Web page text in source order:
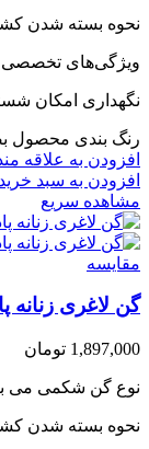
نحوه بسته شدن
ویژگی‌های تخصصی
نگهداری امکان شستشو
رنگ بندی محصول
افزودن به علاقه
افزودن به سبد خرید
مشاهده سریع
مقایسه
گن لاغری زنانه
1,897,000 تومان
نوع گن شکمی می
نحوه بسته شدن